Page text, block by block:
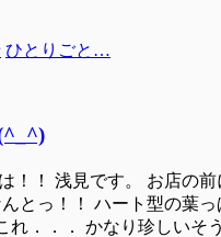
ひとりごと…
！！ 浅見です。 お店の
とっ！！ ハート型の葉っ
．．． かなり珍しいそ